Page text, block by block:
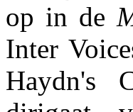
op in de
Inter
Haydn's